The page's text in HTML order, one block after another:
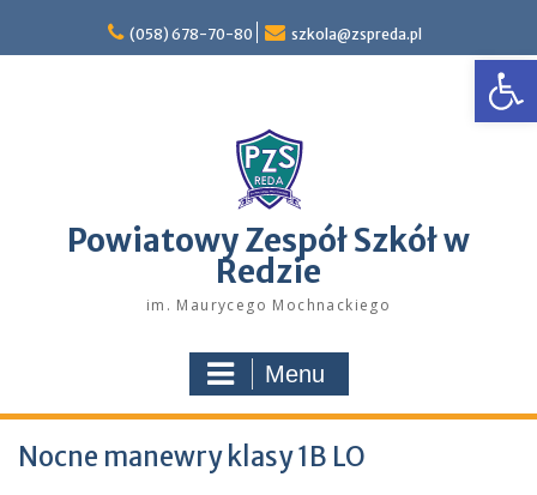
content
(058) 678-70-80 szkola@zspreda.pl
Powiatowy Zespół Szkół w
Redzie
im. Maurycego Mochnackiego
Menu
Nocne manewry klasy 1B LO